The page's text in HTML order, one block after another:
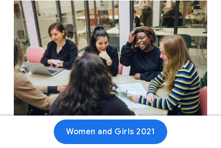
Women and Girls 2021